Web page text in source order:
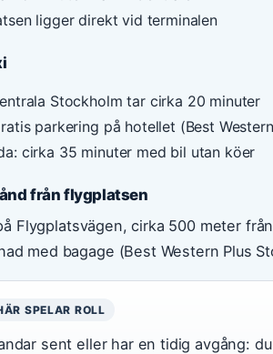
ligger direkt vid terminalen
Stockholm tar cirka 20 minuter
parkering på hotellet (Best
cirka 35 minuter med bil utan köer
från flygplatsen
Flygplatsvägen, cirka 500 meter
med bagage (Best Western Plus
SPELAR ROLL
sent eller har en tidig avgång: